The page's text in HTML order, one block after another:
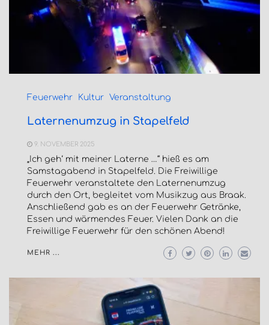
Feuerwehr Kultur Veranstaltung
Laternenumzug in Stapelfeld
9. NOVEMBER 2025
„Ich geh‘ mit meiner Laterne …“ hieß es am
Samstagabend in Stapelfeld. Die Freiwillige
Feuerwehr veranstaltete den Laternenumzug
durch den Ort, begleitet vom Musikzug aus Braak.
Anschließend gab es an der Feuerwehr Getränke,
Essen und wärmendes Feuer. Vielen Dank an die
Freiwillige Feuerwehr für den schönen Abend!
MEHR ...